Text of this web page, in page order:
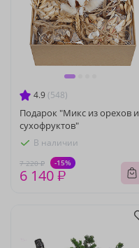
4.9 (548)
Подарок "Микс из орехов и
сухофруктов"
В наличии
7 220 ₽ -15%
6 140 ₽